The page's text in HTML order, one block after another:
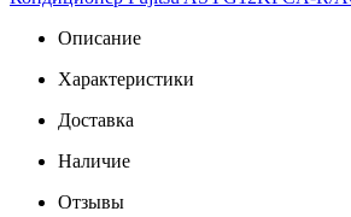
Описание
Характеристики
Доставка
Наличие
Отзывы